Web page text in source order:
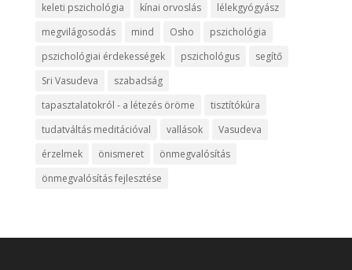
keleti pszichológia
kínai orvoslás
lélekgyógyász
megvilágosodás
mind Osho
pszichológia
pszichológiai érdekességek
pszichológus
segítő
Sri Vasudeva
szabadság
tapasztalatokról - a létezés öröme
tisztítókúra
tudatváltás meditációval
vallások
Vasudeva
érzelmek
önismeret
önmegvalósítás
önmegvalósítás fejlesztése